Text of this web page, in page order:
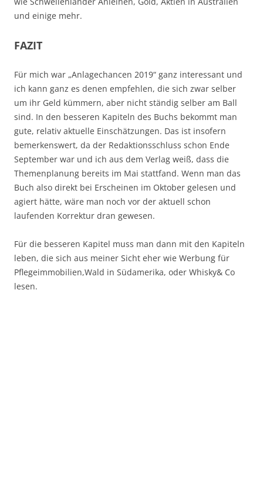
und einige mehr.
FAZIT
Für mich war „Anlagechancen 2019“ ganz interessant und
ich kann ganz es denen empfehlen, die sich zwar selber
um ihr Geld kümmern, aber nicht ständig selber am Ball
sind. In den besseren Kapiteln des Buchs bekommt man
gute, relativ aktuelle Einschätzungen. Das ist insofern
bemerkenswert, da der Redaktionsschluss schon Ende
September war und ich aus dem Verlag weiß, dass die
Themenplanung bereits im Mai stattfand. Wenn man das
Buch also direkt bei Erscheinen im Oktober gelesen und
agiert hätte, wäre man noch vor der aktuell schon
laufenden Korrektur dran gewesen.
Für die besseren Kapitel muss man dann mit den Kapiteln
leben, die sich aus meiner Sicht eher wie Werbung für
Pflegeimmobilien,Wald in Südamerika, oder Whisky& Co
lesen.